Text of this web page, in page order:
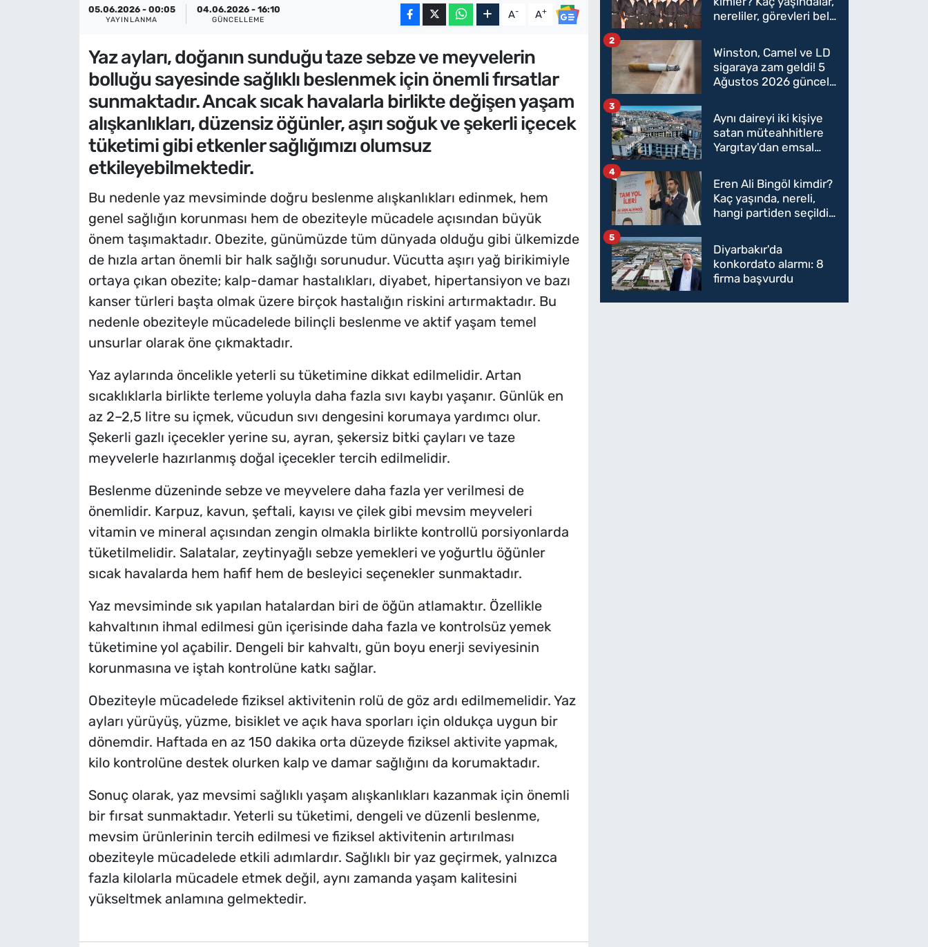
05.06.2026 - 00:05
YAYINLANMA
04.06.2026 - 16:10
GÜNCELLEME A- A+
Yaz ayları, doğanın sunduğu taze sebze ve meyvelerin
bolluğu sayesinde sağlıklı beslenmek için önemli fırsatlar
sunmaktadır. Ancak sıcak havalarla birlikte değişen yaşam
alışkanlıkları, düzensiz öğünler, aşırı soğuk ve şekerli içecek
tüketimi gibi etkenler sağlığımızı olumsuz
etkileyebilmektedir.
Bu nedenle yaz mevsiminde doğru beslenme alışkanlıkları edinmek, hem
genel sağlığın korunması hem de obeziteyle mücadele açısından büyük
önem taşımaktadır. Obezite, günümüzde tüm dünyada olduğu gibi ülkemizde
de hızla artan önemli bir halk sağlığı sorunudur. Vücutta aşırı yağ birikimiyle
ortaya çıkan obezite; kalp-damar hastalıkları, diyabet, hipertansiyon ve bazı
kanser türleri başta olmak üzere birçok hastalığın riskini artırmaktadır. Bu
nedenle obeziteyle mücadelede bilinçli beslenme ve aktif yaşam temel
unsurlar olarak öne çıkmaktadır.
Yaz aylarında öncelikle yeterli su tüketimine dikkat edilmelidir. Artan
sıcaklıklarla birlikte terleme yoluyla daha fazla sıvı kaybı yaşanır. Günlük en
az 2–2,5 litre su içmek, vücudun sıvı dengesini korumaya yardımcı olur.
Şekerli gazlı içecekler yerine su, ayran, şekersiz bitki çayları ve taze
meyvelerle hazırlanmış doğal içecekler tercih edilmelidir.
Beslenme düzeninde sebze ve meyvelere daha fazla yer verilmesi de
önemlidir. Karpuz, kavun, şeftali, kayısı ve çilek gibi mevsim meyveleri
vitamin ve mineral açısından zengin olmakla birlikte kontrollü porsiyonlarda
tüketilmelidir. Salatalar, zeytinyağlı sebze yemekleri ve yoğurtlu öğünler
sıcak havalarda hem hafif hem de besleyici seçenekler sunmaktadır.
Yaz mevsiminde sık yapılan hatalardan biri de öğün atlamaktır. Özellikle
kahvaltının ihmal edilmesi gün içerisinde daha fazla ve kontrolsüz yemek
tüketimine yol açabilir. Dengeli bir kahvaltı, gün boyu enerji seviyesinin
korunmasına ve iştah kontrolüne katkı sağlar.
Obeziteyle mücadelede fiziksel aktivitenin rolü de göz ardı edilmemelidir. Yaz
ayları yürüyüş, yüzme, bisiklet ve açık hava sporları için oldukça uygun bir
dönemdir. Haftada en az 150 dakika orta düzeyde fiziksel aktivite yapmak,
kilo kontrolüne destek olurken kalp ve damar sağlığını da korumaktadır.
Sonuç olarak, yaz mevsimi sağlıklı yaşam alışkanlıkları kazanmak için önemli
bir fırsat sunmaktadır. Yeterli su tüketimi, dengeli ve düzenli beslenme,
mevsim ürünlerinin tercih edilmesi ve fiziksel aktivitenin artırılması
obeziteyle mücadelede etkili adımlardır. Sağlıklı bir yaz geçirmek, yalnızca
fazla kilolarla mücadele etmek değil, aynı zamanda yaşam kalitesini
yükseltmek anlamına gelmektedir.
nereliler, görevleri belli
Winston, Camel ve LD
sigaraya zam geldi! 5
Ağustos 2026 güncel
2
Aynı daireyi iki kişiye
satan müteahhitlere
Yargıtay'dan emsal
3
Eren Ali Bingöl kimdir?
Kaç yaşında, nereli,
hangi partiden seçildi?
Parti'ye mi geçecek?
4
Diyarbakır'da
konkordato alarmı: 8
firma başvurdu
5